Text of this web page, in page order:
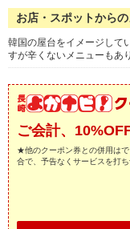
お店・スポットから
韓国の屋台をイメージして
すが辛くないメニューもあ
ご会計、
★他のクーポン券との併用は
合で、予告なくサービスを打